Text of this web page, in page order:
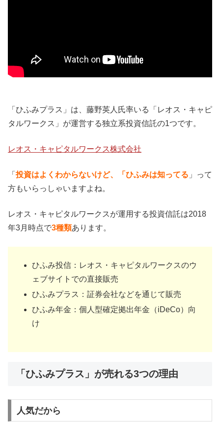
「ひふみプラス」は、藤野英人氏率いる「レオス・キャピ
タルワークス」が運営する独立系投資信託の1つです。
レオス・キャピタルワークス株式会社
「投資はよくわからないけど、「ひふみは知ってる 」って
方もいらっしゃいますよね。
レオス・キャピタルワークスが運用する投資信託は2018
年3月時点で3種類あります。
ひふみ投信：レオス・キャピタルワークスのウ
ェブサイトでの直接販売
ひふみプラス：証券会社などを通じて販売
ひふみ年金：個人型確定拠出年金（iDeCo）向
け
「ひふみプラス」が売れる3つの理由
人気だから